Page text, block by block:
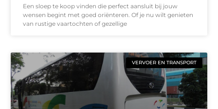
Een sloep te koop vinden die perfect aansluit bij jouw
wensen begint met goed oriënteren. Of je nu wilt genieten
van rustige vaartochten of gezellige
VERVOER EN TRANSPORT